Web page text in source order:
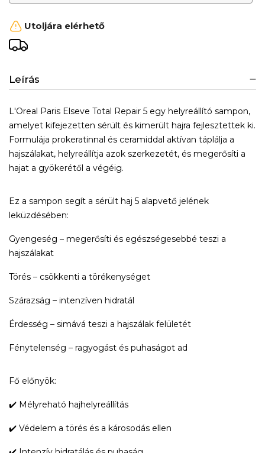
Utoljára elérhető
Leírás
L'Oreal Paris Elseve Total Repair 5 egy helyreállító sampon,
amelyet kifejezetten sérült és kimerült hajra fejlesztettek ki.
Formulája prokeratinnal és ceramiddal aktívan táplálja a
hajszálakat, helyreállítja azok szerkezetét, és megerősíti a
hajat a gyökerétől a végéig.
Ez a sampon segít a sérült haj 5 alapvető jelének
leküzdésében:
Gyengeség – megerősíti és egészségesebbé teszi a
hajszálakat
Törés – csökkenti a törékenységet
Szárazság – intenzíven hidratál
Érdesség – simává teszi a hajszálak felületét
Fénytelenség – ragyogást és puhaságot ad
Fő előnyök:
✔️ Mélyreható hajhelyreállítás
✔️ Védelem a törés és a károsodás ellen